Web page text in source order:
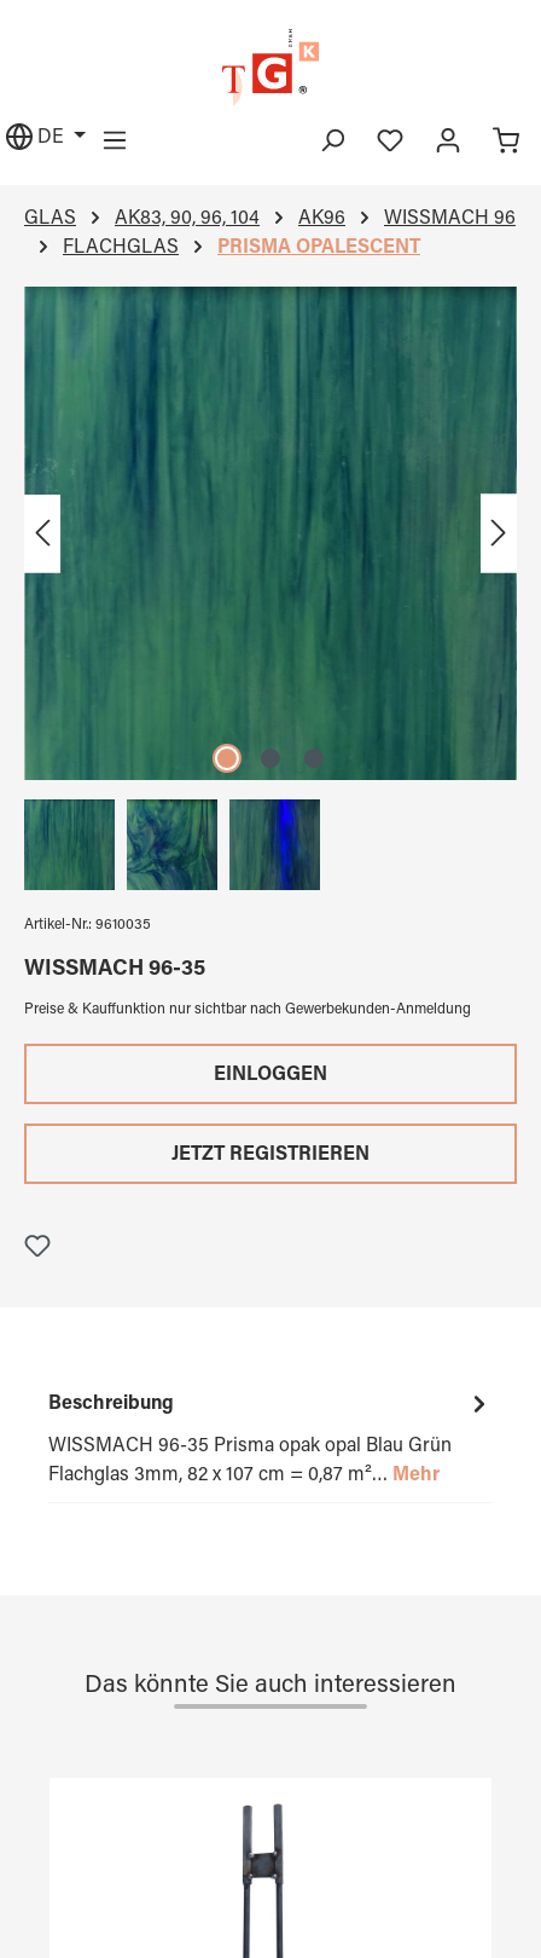
DE
GLAS AK83, 90, 96, 104 AK96
WISSMACH 96
FLACHGLAS
PRISMA OPALESCENT
Bildergalerie überspringen
Artikel-Nr.: 9610035
WISSMACH 96-35
Preise & Kauffunktion nur sichtbar nach Gewerbekunden-Anmeldung
EINLOGGEN
JETZT REGISTRIEREN
Beschreibung
WISSMACH 96-35 Prisma opak opal Blau Grün
Flachglas 3mm, 82 x 107 cm = 0,87 m²… Mehr
Das könnte Sie auch interessieren